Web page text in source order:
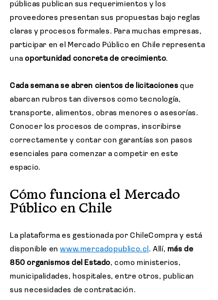
públicas publican sus requerimientos y los
proveedores presentan sus propuestas bajo reglas
claras y procesos formales. Para muchas empresas,
participar en el Mercado Público en Chile representa
una oportunidad concreta de crecimiento.
Cada semana se abren cientos de licitaciones que
abarcan rubros tan diversos como tecnología,
transporte, alimentos, obras menores o asesorías.
Conocer los procesos de compras, inscribirse
correctamente y contar con garantías son pasos
esenciales para comenzar a competir en este
espacio.
Cómo funciona el Mercado
Público en Chile
La plataforma es gestionada por ChileCompra y está
disponible enwww.mercadopublico.cl . Allí, más de
850 organismos del Estado, como ministerios,
municipalidades, hospitales, entre otros, publican
sus necesidades de contratación.